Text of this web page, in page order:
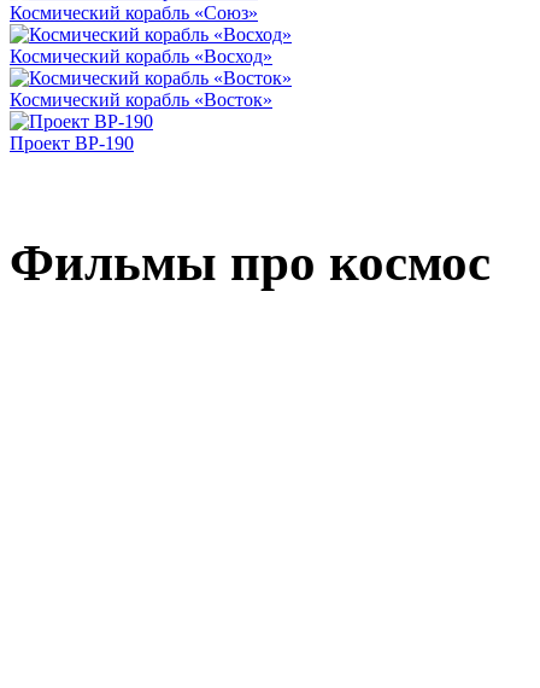
Космический корабль «Союз»
Космический корабль «Восход»
Космический корабль «Восток»
Проект ВР-190
Фильмы про космос